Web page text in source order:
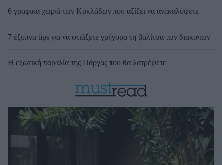
6 γραφικά χωριά των Κυκλάδων που αξίζει να ανακαλύψετε
7 έξυπνα tips για να φτιάξετε γρήγορα τη βαλίτσα των διακοπών
Η εξωτική παραλία της Πάργας που θα λατρέψετε